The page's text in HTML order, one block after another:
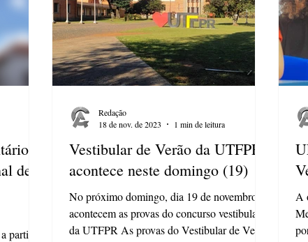
de
partir
Vestibular de Verão da UTFPR
acontece neste domingo (19)
No próximo domingo, dia 19 de novembro,
acontecem as provas do concurso vestibular
da UTFPR As provas do Vestibular de Verão
Redação
18 de nov. de 2023
1 min de leitura
A